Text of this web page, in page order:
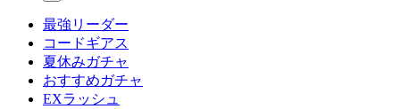
最強リーダー
コードギアス
夏休みガチャ
おすすめガチャ
EXラッシュ